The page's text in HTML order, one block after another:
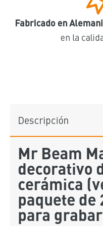
Fabricado en
en la
Descripción
Mr Beam
decorativo
cerámica
paquete de
para